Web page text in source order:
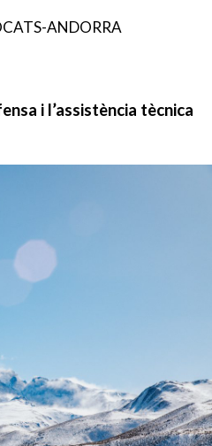
ANDORRA
i l’assistència tècnica